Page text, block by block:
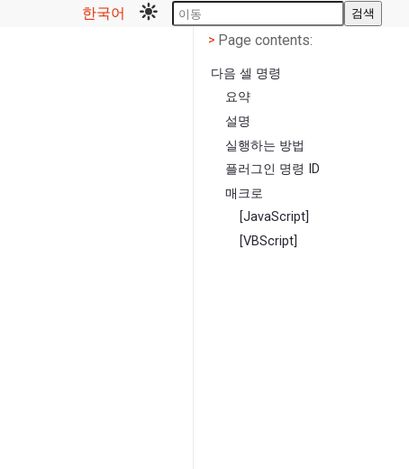
한국어 검색
< Page contents
> Page contents:
다음 셀 명령
요약
설명
실행하는 방법
플러그인 명령 ID
매크로
[JavaScript]
[VBScript]